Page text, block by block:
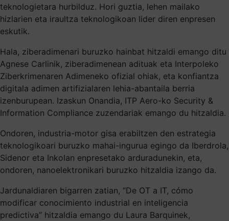
teknologietara hurbilduz. Hori guztia, lehen mailako
hizlarien eta iraultza teknologikoan lider diren enpresen
eskutik.
Hala, ziberadimenari buruzko hainbat hitzaldi emango ditu
Agnese Carlinik, ziberadimenean adituak eta Interpoleko
Ziberkrimenaren Adimeneko ofizial ohiak, eta konfiantza
digitala adimen artifizialaren lehia-abantaila berria
izenburupean. Izaskun Onandia, ITP Aero-ko Security &
Information Compliance zuzendariak emango du hitzaldia.
Ondoren, industria-motor gisa erabiltzen den estrategia
teknologikoari buruzko mahai-ingurua egingo da Iberdrola,
Sidenor eta Inkolan enpresetako arduradunekin, eta,
ondoren, nanoelektronikari buruzko hitzaldia izango da.
Jardunaldiaren bigarren zatian, “De OT a IT, cómo
modificar conocimiento industrial en inteligencia
predictiva” hitzaldia emango du Laura Barquinek,